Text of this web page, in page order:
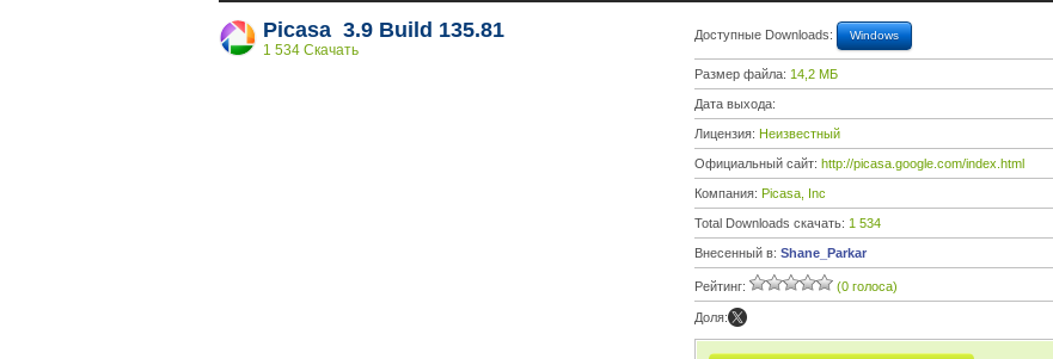
Picasa 3.9 Build 135.81
1 534 Скачать
Доступные Downloads: Windows
Размер файла: 14,2 МБ
Дата выхода:
Лицензия: Неизвестный
Официальный сайт: http://picasa.google.com/index.html
Компания: Picasa, Inc
Total Downloads скачать: 1 534
Внесенный в: Shane_Parkar
Рейтинг: (0 голоса)
Доля: